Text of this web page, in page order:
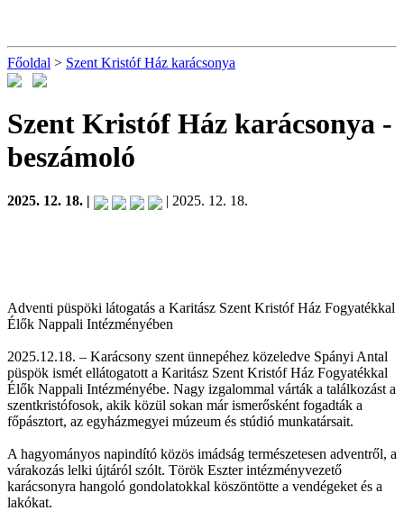
Főoldal > Szent Kristóf Ház karácsonya
Szent Kristóf Ház karácsonya -
beszámoló
2025. 12. 18. | | 2025. 12. 18.
Adventi püspöki látogatás a Karitász Szent Kristóf Ház Fogyatékkal
Élők Nappali Intézményében
2025.12.18. – Karácsony szent ünnepéhez közeledve Spányi Antal
püspök ismét ellátogatott a Karitász Szent Kristóf Ház Fogyatékkal
Élők Nappali Intézményébe. Nagy izgalommal várták a találkozást a
szentkristófosok, akik közül sokan már ismerősként fogadták a
főpásztort, az egyházmegyei múzeum és stúdió munkatársait.
A hagyományos napindító közös imádság természetesen adventről, a
várakozás lelki újtáról szólt. Török Eszter intézményvezető
karácsonyra hangoló gondolatokkal köszöntötte a vendégeket és a
lakókat.